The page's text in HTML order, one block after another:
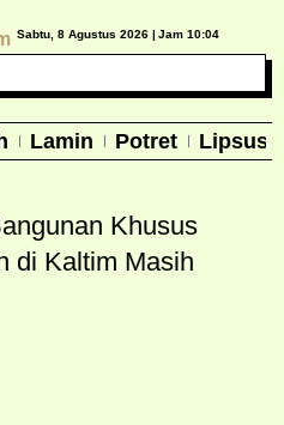
Sabtu, 8 Agustus 2026 | Jam 10:04
Lamin Potret Lipsus
Khusus
di Kaltim Masih